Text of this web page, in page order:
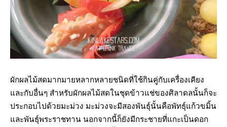
ผักผลไม้สดมากมายหลากหลายชนิดที่ใช้กินคู่กับเครื่องเคียง
และกับอื่นๆ สำหรับผักผลไม้สดในชุดข้าวแช่ของศิลาดลนั้นก็จะ
ประกอบไปด้วยมะม่วง มะม่วงจะมีสองพันธุ์นั้นคือพัทธุ์แก้วขมิ้น
และพันธุ์พระราชทาน นอกจากนี้ก็ยังมีกระชายที่แกะเป็นดอก